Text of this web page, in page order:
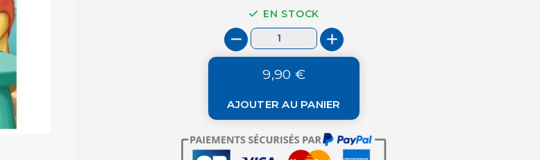
EN STOCK
9,90 €
AJOUTER AU PANIER